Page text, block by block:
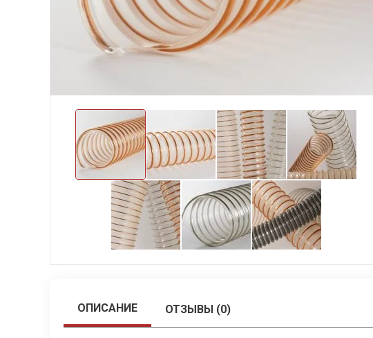
⇣ Показать все категории ⇣
ОПИСАНИЕ ОТЗЫВЫ (0)